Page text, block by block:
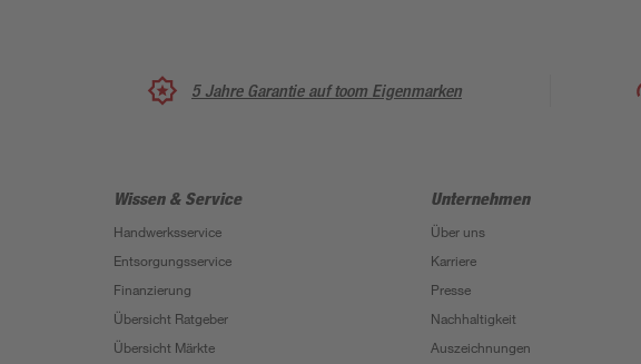
5 Jahre Garantie auf toom Eigenmarken
Wissen & Service
Handwerksservice
Entsorgungsservice
Finanzierung
Übersicht Ratgeber
Übersicht Märkte
Unternehmen
Über uns
Karriere
Presse
Nachhaltigkeit
Auszeichnungen